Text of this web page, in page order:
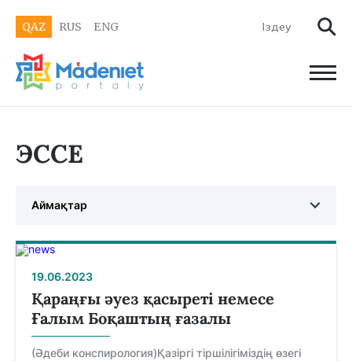
QAZ RUS ENG
ЭССЕ
Аймақтар
19.06.2023
Қараңғы әуез қасыреті немесе
Ғалым Боқаштың ғазалы
(Әдеби конспирология)Қазіргі тіршілігіміздің өзегі